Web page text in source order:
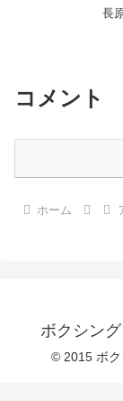
長
コメント
ホーム
ボクシン
© 2015 ボ